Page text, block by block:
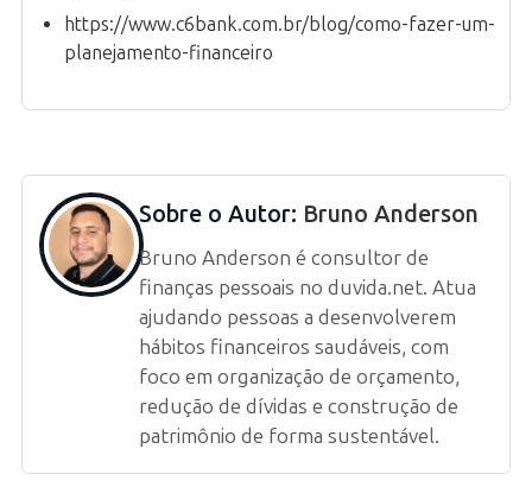
https://www.c6bank.com.br/blog/como-fazer-um-
planejamento-financeiro
Sobre o Autor: Bruno Anderson
Bruno Anderson é consultor de
finanças pessoais no duvida.net. Atua
ajudando pessoas a desenvolverem
hábitos financeiros saudáveis, com
foco em organização de orçamento,
redução de dívidas e construção de
patrimônio de forma sustentável.